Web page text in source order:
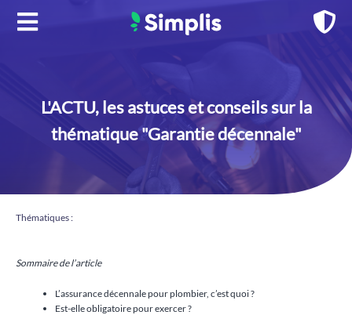
Aller
L'ACTU, les astuces et conseils sur la
thématique "Garantie décennale"
Thématiques :
Sommaire de l’article
L’assurance décennale pour plombier, c’est quoi ?
Est-elle obligatoire pour exercer ?